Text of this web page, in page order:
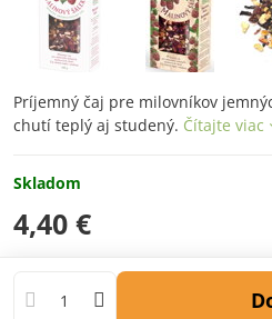
Príjemný čaj pre milovníkov
chutí teplý aj studený. Čítajte viac
Skladom
4,40 €